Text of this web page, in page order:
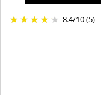
8.4/10(5)